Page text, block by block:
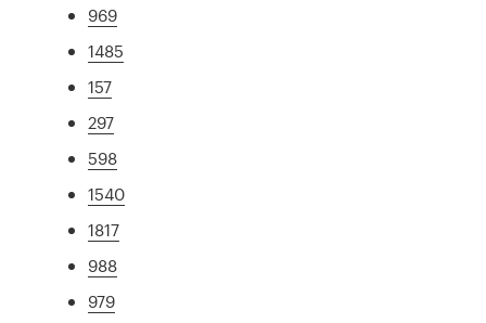
969
1485
157
297
598
1540
1817
988
979